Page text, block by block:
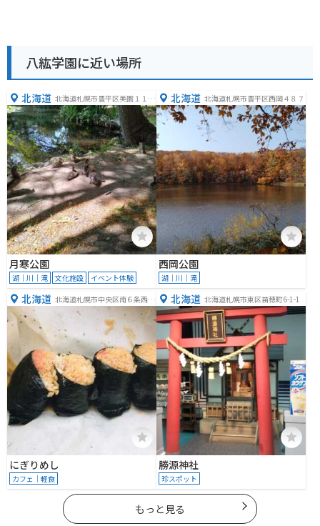
八紘学園に近い場所
北海道 北海道札幌市豊平区美園１１条
８丁目１
月寒公園
湖｜川｜滝 文化施設 イベント体験
北海道 北海道札幌市豊平区西岡４８７
西岡公園
湖｜川｜滝
北海道 北海道札幌市中央区南６条西４
にぎりめし
カフェ｜軽食
北海道 北海道札幌市東区苗穂町6-1-1
勝源神社
珍スポット
もっと見る